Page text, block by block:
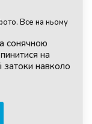
Все на ньому
сонячною
на
затоки навколо